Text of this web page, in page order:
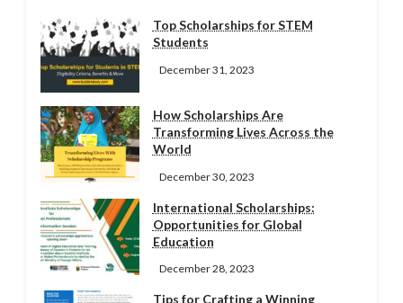
Top Scholarships for STEM
Students
December 31, 2023
How Scholarships Are
Transforming Lives Across the
World
December 30, 2023
International Scholarships:
Opportunities for Global
Education
December 28, 2023
Tips for Crafting a Winning